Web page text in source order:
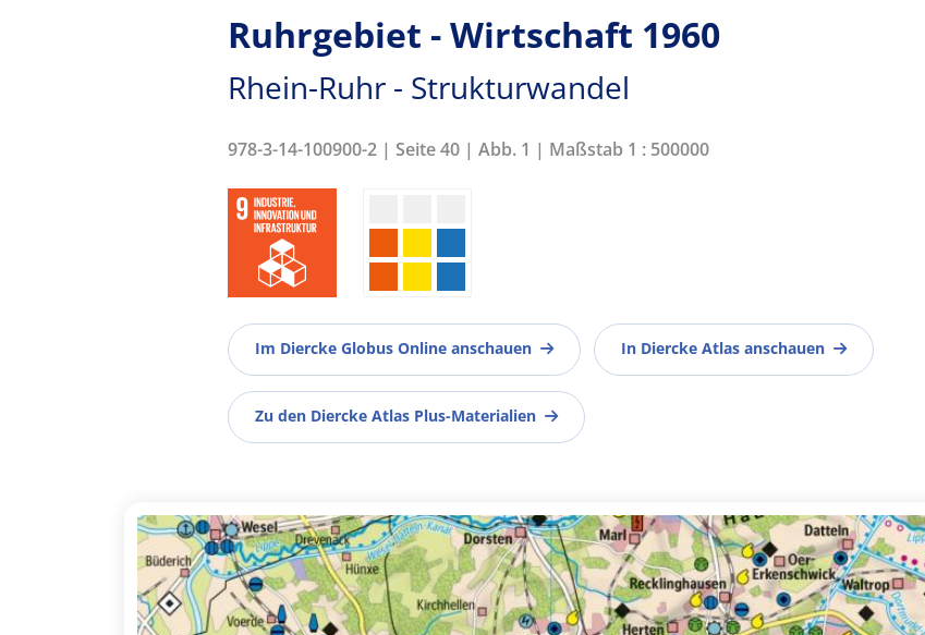
Ruhrgebiet - Wirtschaft 1960
Rhein-Ruhr - Strukturwandel
978-3-14-100900-2 | Seite 40 | Abb. 1 | Maßstab 1 : 500000
Im Diercke Globus Online anschauen In Diercke Atlas anschauen
Zu den Diercke Atlas Plus-Materialien